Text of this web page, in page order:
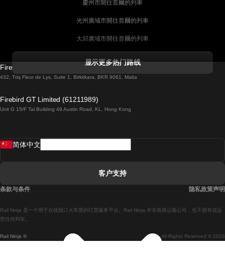
慶州市開往首爾的列車
光州廣域市開往首爾的列車
大邱廣域市開往首爾的列車
都柏林開往戈尔韦的列車
羅馬開往拿坡里的列車
馬德里開往巴塞罗那的列車
显示更多热门路线
Firebird GT Limited (OC 1451)
432, Triq Fleur de Lys, Suite 1, Birkirkara, BKR 9061, Malta
Firebird GT Limited (61211989)
Unit G 15/F Tal Building 49 Austin Road, KL, Hong Kong
Rail Ninja ® All Rights Reserved © 2026
Rail Ninja 是一个用于在线预订火车票的订票服务平台。Rail Ninja 并非铁路运输公司，也不拥有或运
营任何列车。
简体中文
客户支持
条款与条件 隐私政策声明